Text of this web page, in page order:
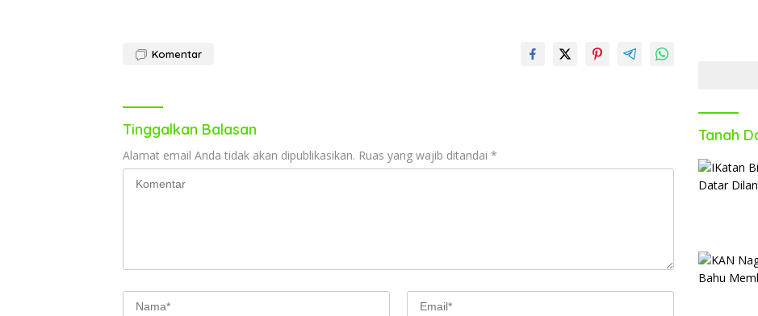
Komentar
Tinggalkan Balasan
Alamat email Anda tidak akan dipublikasikan. Ruas yang wajib ditandai *
Tanah